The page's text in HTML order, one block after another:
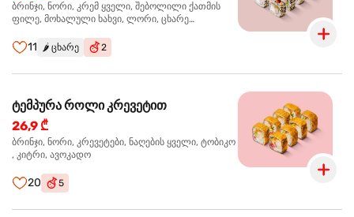
ბრინჯი, ნორი, კრემ ყველი, შებოლილი ქათმის
ფილე, მოხალული ხახვი, ლორი, ცხარე
11 🌶️ ცხარე 2
ტემპურა როლი კრევეტით
26,9 ₾
ბრინჯი, ნორი, კრევეტები, ნაღების ყველი, ტობიკო
, კიტრი, ავოკადო
20 5